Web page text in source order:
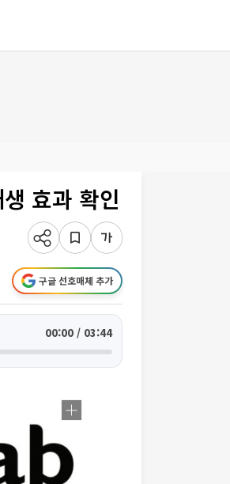
효과 확인
구글 선호매체 추가
00:00 / 03:44